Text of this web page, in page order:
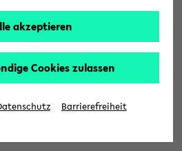
akzeptieren
Cookies zulassen
Barrierefreiheit